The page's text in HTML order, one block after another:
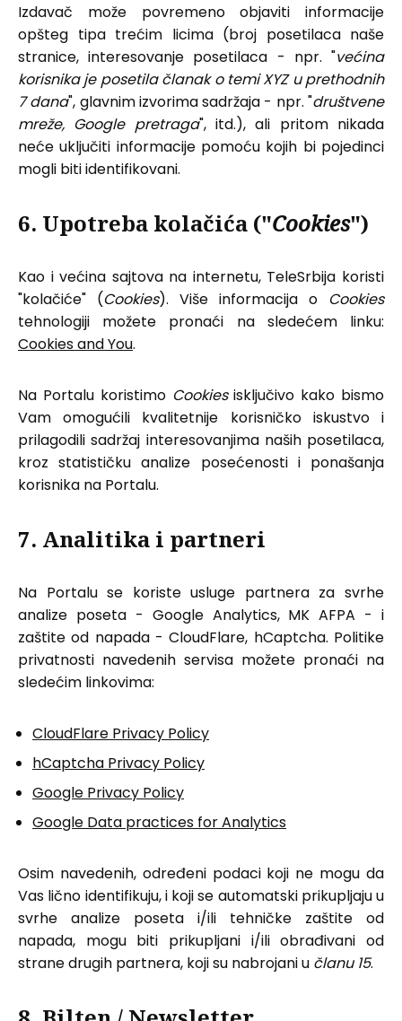
Izdavač može povremeno objaviti informacije
opšteg tipa trećim licima (broj posetilaca naše
stranice, interesovanje posetilaca - npr. "većina
korisnika je posetila članak o temi XYZ u prethodnih
7 dana", glavnim izvorima sadržaja - npr. "društvene
mreže, Google pretraga", itd.), ali pritom nikada
neće uključiti informacije pomoću kojih bi pojedinci
mogli biti identifikovani.
6. Upotreba kolačića ("Cookies")
Kao i većina sajtova na internetu, TeleSrbija koristi
"kolačiće" (Cookies). Više informacija o Cookies
tehnologiji možete pronaći na sledećem linku:
Cookies and You.
Na Portalu koristimo Cookiesisključivo kako bismo
Vam omogućili kvalitetnije korisničko iskustvo i
prilagodili sadržaj interesovanjima naših posetilaca,
kroz statističku analize posećenosti i ponašanja
korisnika na Portalu.
7. Analitika i partneri
Na Portalu se koriste usluge partnera za svrhe
analize poseta - Google Analytics, MK AFPA - i
zaštite od napada - CloudFlare, hCaptcha. Politike
privatnosti navedenih servisa možete pronaći na
sledećim linkovima:
CloudFlare Privacy Policy
hCaptcha Privacy Policy
Google Privacy Policy
Google Data practices for Analytics
Osim navedenih, određeni podaci koji ne mogu da
Vas lično identifikuju, i koji se automatski prikupljaju u
svrhe analize poseta i/ili tehničke zaštite od
napada, mogu biti prikupljani i/ili obrađivani od
strane drugih partnera, koji su nabrojani u članu 15.